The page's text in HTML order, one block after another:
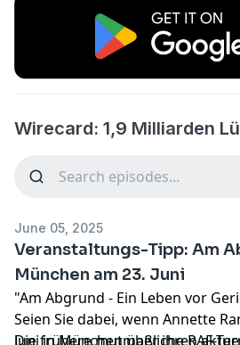
Wirecard: 1,9 Milliarden
June 05, 2025
Veranstaltungs-Tipp: Am
München am 23. Juni
"Am Abgrund - Ein Leben vor
Seien Sie dabei, wenn Annette
Juni in München über ihren
Die frühere mutmaßliche RAF-